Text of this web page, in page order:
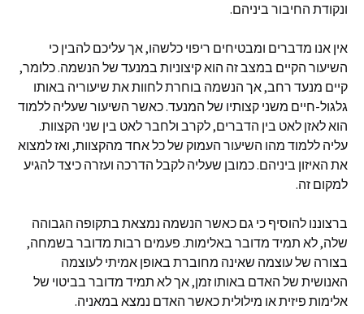
ונקודת החיבור ביניהם.
אין אנו מדברים ומבטיחים ריפוי כלשהו, אך עליכם להבין כי
השיעור הקיים במצב זה הוא קיצוניות במנעד של הנשמה. כלומר,
קיים מנעד רחב, אך הנשמה בוחרת לחוות את שיעוריה באותו
גלגול-חיים משני קצותיו של המנעד. כאשר השיעור שעליה ללמוד
הוא לאזן לאט בין הדברים, לקרב ולחבר לאט בין שני הקצוות.
עליה ללמוד מהו השיעור העמוק של כל אחד מהקצוות, ואז למצוא
את האיזון ביניהם. כמובן שעליה לקבל הדרכה ועזרה כיצד להגיע
למקום זה.
ברצוננו להוסיף כי גם כאשר הנשמה נמצאת בתקופה הגבוהה
שלה, לא תמיד מדובר באלימות. פעמים רבות מדובר בשמחה,
בצורה של עוצמה שאינה מחוברת באופן אמיתי לעוצמה
האנושית של האדם באותו זמן, אך לא תמיד מדובר בביטוי של
אלימות פיזית או מילולית כאשר האדם נמצא במאניה.